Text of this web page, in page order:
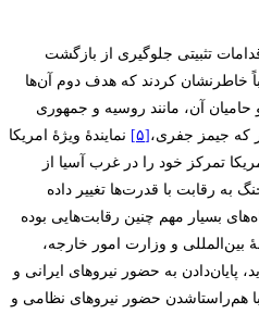
تثبیتی جلوگیری از بازگشت
خاطرنشان کردند که هدف دوم آن‌ها
آن، مانند روسیه و جمهوری
که جیمز جفری، [۵]
نمایندۀ ویژۀ امریکا
تمرکز خود را در غرب آسیا از
به رقابت با قدرت‌ها تغییر داده
بسیار مهم چنین رقابت‌هایی بوده
و وزارت امور خارجه،
پایان‌دادن به حضور نیروهای ایرانی و
هم‌راستاشدن حضور نیروهای نظامی و